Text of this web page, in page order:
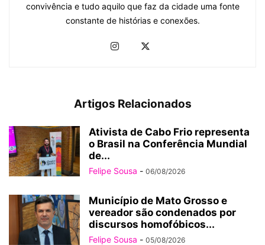
convivência e tudo aquilo que faz da cidade uma fonte
constante de histórias e conexões.
Artigos Relacionados
Ativista de Cabo Frio representa
o Brasil na Conferência Mundial
de...
Felipe Sousa - 06/08/2026
Município de Mato Grosso e
vereador são condenados por
discursos homofóbicos...
Felipe Sousa - 05/08/2026